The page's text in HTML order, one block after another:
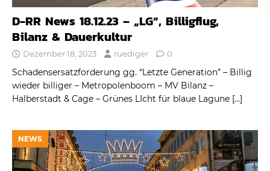
D-RR News 18.12.23 – „LG“, Billigflug,
Bilanz & Dauerkultur
Dezember 18, 2023 ruediger 0
Schadensersatzforderung gg. “Letzte Generation” – Billig
wieder billiger – Metropolenboom – MV Bilanz –
Halberstadt & Cage – Grünes LIcht für blaue Lagune […]
NEWS